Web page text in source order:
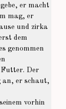
er macht
mag, er
und zirka
dem
genommen
Futter. Der
an, er schaut,
vorhin